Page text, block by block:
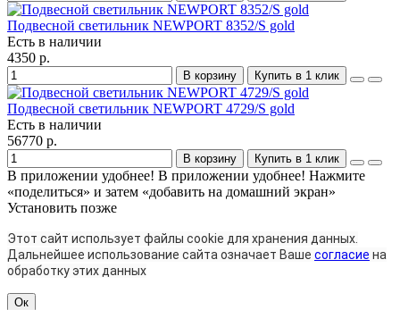
Подвесной светильник NEWPORT 8352/S gold
Есть в наличии
4350 р.
В корзину Купить в 1 клик
Подвесной светильник NEWPORT 4729/S gold
Есть в наличии
56770 р.
В корзину Купить в 1 клик
В приложении удобнее! В приложении удобнее! Нажмите
«поделиться» и затем «добавить на домашний экран»
Установить позже
Этот сайт использует файлы cookie для хранения данных.
Дальнейшее использование сайта означает Ваше согласие на
обработку этих данных
Ок